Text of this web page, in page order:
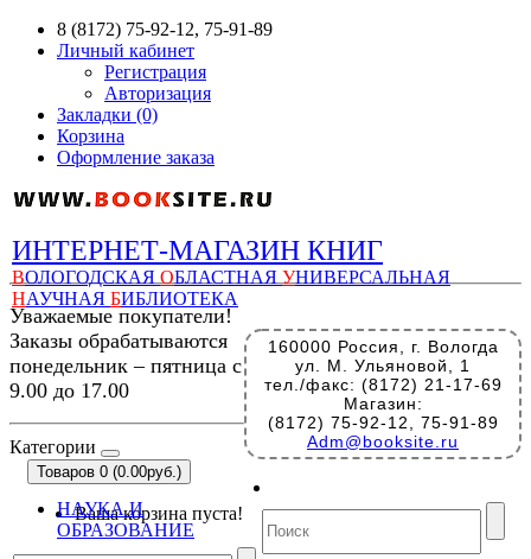
8 (8172) 75-92-12, 75-91-89
Личный кабинет
Регистрация
Авторизация
Закладки (0)
Корзина
Оформление заказа
ИНТЕРНЕТ-МАГАЗИН КНИГ
ВОЛОГОДСКАЯ ОБЛАСТНАЯ УНИВЕРСАЛЬНАЯ
НАУЧНАЯ БИБЛИОТЕКА
160000 Россия, г. Вологда
ул. М. Ульяновой, 1
тел./факс: (8172) 21-17-69
Магазин:
(8172) 75-92-12, 75-91-89
Adm@booksite.ru
Уважаемые покупатели!
Заказы обрабатываются
понедельник – пятница с
9.00 до 17.00
Категории
Товаров 0 (0.00руб.)
Ваша корзина пуста!
НАУКА И
ОБРАЗОВАНИЕ